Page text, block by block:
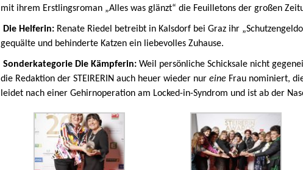
mit ihrem Erstlingsroman „Alles was glänzt“ die Feuilletons der großen
Die Helferin: Renate Riedel betreibt in Kalsdorf bei Graz ihr
gequälte und behinderte Katzen ein liebevolles Zuhause.
Sonderkategorie Die Kämpferin:Weil persönliche Schicksale nicht
die Redaktion der STEIRERIN auch heuer wieder nureine Frau nominiert,
leidet nach einer Gehirnoperation am Locked-in-Syndrom und ist ab der